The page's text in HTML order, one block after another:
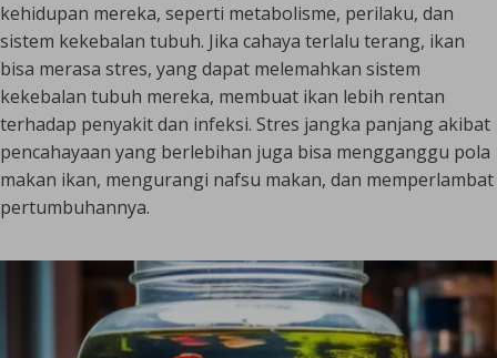
kehidupan mereka, seperti metabolisme, perilaku, dan
sistem kekebalan tubuh. Jika cahaya terlalu terang, ikan
bisa merasa stres, yang dapat melemahkan sistem
kekebalan tubuh mereka, membuat ikan lebih rentan
terhadap penyakit dan infeksi. Stres jangka panjang akibat
pencahayaan yang berlebihan juga bisa mengganggu pola
makan ikan, mengurangi nafsu makan, dan memperlambat
pertumbuhannya.